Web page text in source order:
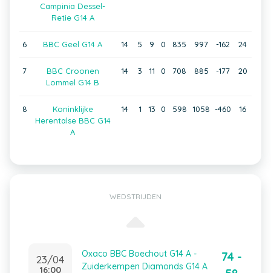
Campinia Dessel-
Retie G14 A
6 BBC Geel G14 A 14 5 9 0 835 997 -162 24
7
BBC Croonen
Lommel G14 B
14 3 11 0 708 885 -177 20
8
Koninklijke
Herentalse BBC G14
A
14 1 13 0 598 1058 -460 16
WEDSTRIJDEN
23/04
16:00
Oxaco BBC Boechout G14 A -
Zuiderkempen Diamonds G14 A
74 -